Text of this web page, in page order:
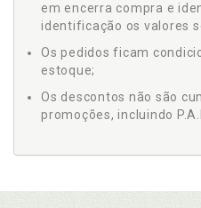
em encerra compra e
identificação os valores
Os pedidos ficam
estoque;
Os descontos não são
promoções, incluindo